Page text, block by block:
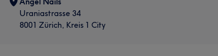
Uraniastrasse 34
8001 Zürich, Kreis 1 City